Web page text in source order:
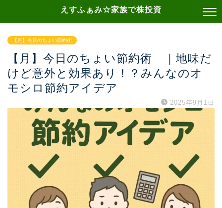
えすふぁみ☆家族で株投資
【月】今日のちょい節約術
【月】今日のちょい節約術 ｜地味だ
けど意外と効果あり！？みんなのオ
モシロ節約アイデア
2025年9月1日